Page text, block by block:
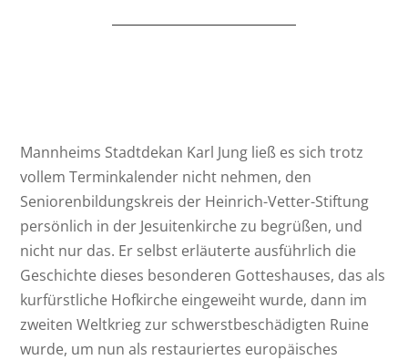
Mannheims Stadtdekan Karl Jung ließ es sich trotz
vollem Terminkalender nicht nehmen, den
Seniorenbildungskreis der Heinrich-Vetter-Stiftung
persönlich in der Jesuitenkirche zu begrüßen, und
nicht nur das. Er selbst erläuterte ausführlich die
Geschichte dieses besonderen Gotteshauses, das als
kurfürstliche Hofkirche eingeweiht wurde, dann im
zweiten Weltkrieg zur schwerstbeschädigten Ruine
wurde, um nun als restauriertes europäisches